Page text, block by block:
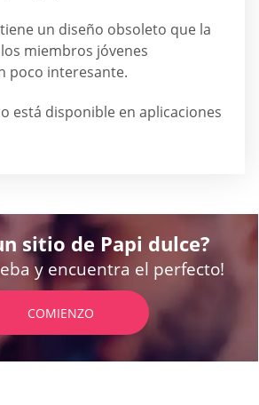
un diseño obsoleto que la
miembros jóvenes
poco interesante.
está disponible en aplicaciones
sitio de Papi dulce?
y encuentra el perfecto!
COMIENZO